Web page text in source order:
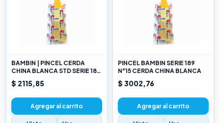
BAMBIN | PINCEL CERDA
CHINA BLANCA STD SERIE 189
10
$ 2115,85
Agregar al carrito
PINCEL BAMBIN SERIE 189
N°15 CERDA CHINA BLANCA
$ 3002,76
Agregar al carrito